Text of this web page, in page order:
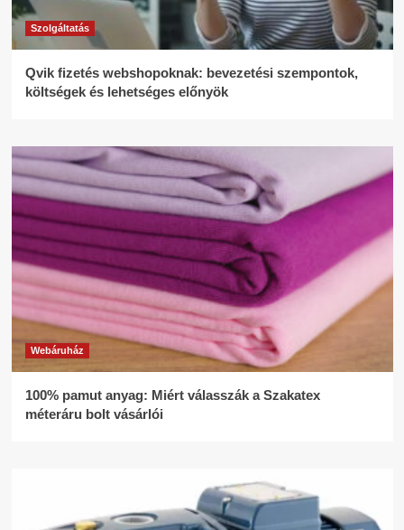
Szolgáltatás
Qvik fizetés webshopoknak: bevezetési szempontok,
költségek és lehetséges előnyök
Webáruház
100% pamut anyag: Miért válasszák a Szakatex
méteráru bolt vásárlói